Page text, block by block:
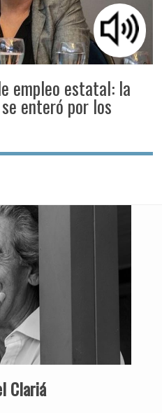
empleo estatal: la
enteró por los
Clariá